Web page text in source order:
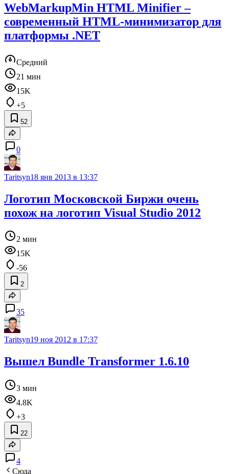
WebMarkupMin HTML Minifier –
современный HTML-минимизатор для
платформы .NET
Средний
21 мин
15K
+5
52
0
Taritsyn18 янв 2013 в 13:37
Логотип Московской Биржи очень
похож на логотип Visual Studio 2012
2 мин
15K
-56
2
35
Taritsyn19 ноя 2012 в 17:37
Вышел Bundle Transformer 1.6.10
3 мин
4.8K
+3
22
4
Сюда